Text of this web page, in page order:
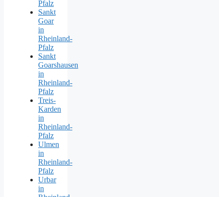
Pfalz
Sankt
Goar
in
Rheinland-
Pfalz
Sankt
Goarshausen
in
Rheinland-
Pfalz
Treis-
Karden
in
Rheinland-
Pfalz
Ulmen
in
Rheinland-
Pfalz
Urbar
in